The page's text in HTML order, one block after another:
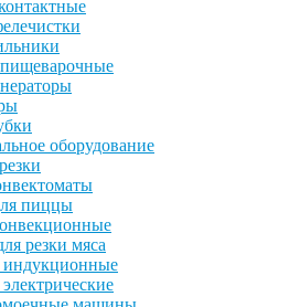
оборудование
пиццы
резки мяса